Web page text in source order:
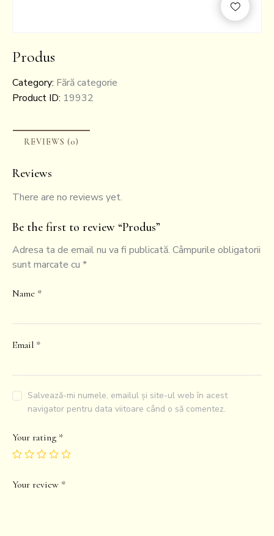
Produs
Category: Fără categorie
Product ID: 19932
REVIEWS (0)
Reviews
There are no reviews yet.
Be the first to review “Produs”
Adresa ta de email nu va fi publicată. Câmpurile obligatorii
sunt marcate cu *
Name *
Email *
Salvează-mi numele, emailul și site-ul web în acest
navigator pentru data viitoare când o să comentez.
Your rating *
Your review *